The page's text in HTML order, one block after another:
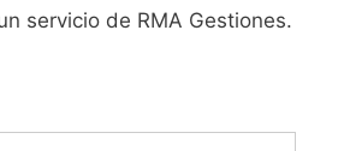
servicio de RMA Gestiones.